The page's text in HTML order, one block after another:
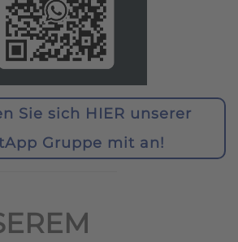
Sie sich HIER unserer
Gruppe mit an!